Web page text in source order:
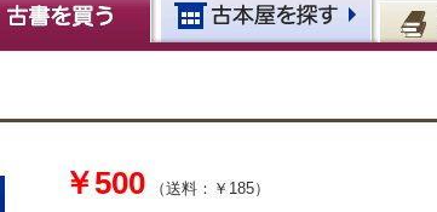
￥500 （送料：￥185）